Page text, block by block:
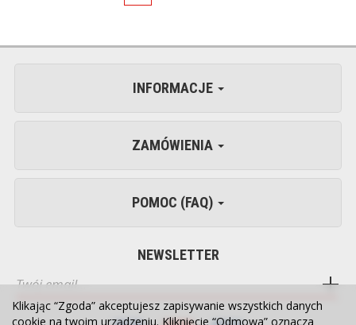
INFORMACJE
ZAMÓWIENIA
POMOC (FAQ)
NEWSLETTER
Klikając “Zgoda” akceptujesz zapisywanie wszystkich danych
cookie na twoim urządzeniu. Kliknięcie “Odmowa” oznacza